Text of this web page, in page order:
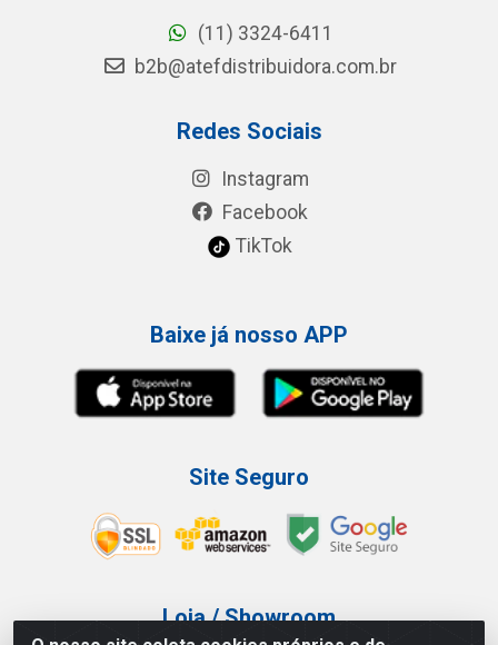
(11) 3324-6411
b2b@atefdistribuidora.com.br
Redes Sociais
Instagram
Facebook
TikTok
Baixe já nosso APP
Site Seguro
Loja / Showroom